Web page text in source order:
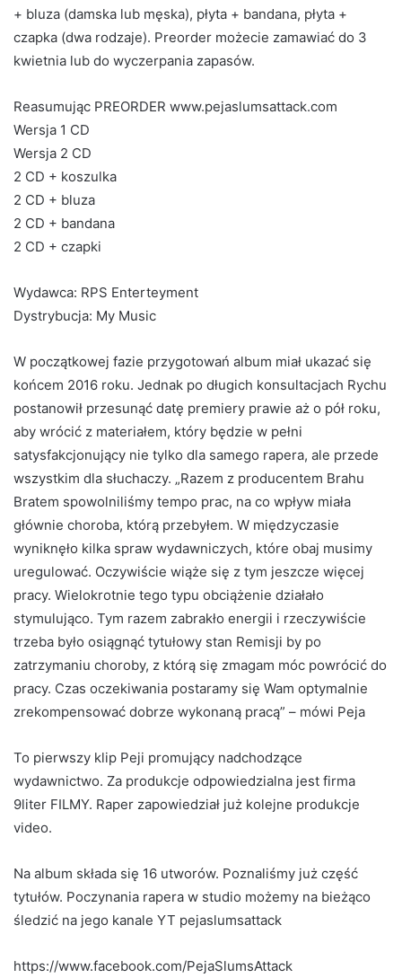
+ bluza (damska lub męska), płyta + bandana, płyta +
czapka (dwa rodzaje). Preorder możecie zamawiać do 3
kwietnia lub do wyczerpania zapasów.
Reasumując PREORDER www.pejaslumsattack.com
Wersja 1 CD
Wersja 2 CD
2 CD + koszulka
2 CD + bluza
2 CD + bandana
2 CD + czapki
Wydawca: RPS Enterteyment
Dystrybucja: My Music
W początkowej fazie przygotowań album miał ukazać się
końcem 2016 roku. Jednak po długich konsultacjach Rychu
postanowił przesunąć datę premiery prawie aż o pół roku,
aby wrócić z materiałem, który będzie w pełni
satysfakcjonujący nie tylko dla samego rapera, ale przede
wszystkim dla słuchaczy. „Razem z producentem Brahu
Bratem spowolniliśmy tempo prac, na co wpływ miała
głównie choroba, którą przebyłem. W międzyczasie
wyniknęło kilka spraw wydawniczych, które obaj musimy
uregulować. Oczywiście wiąże się z tym jeszcze więcej
pracy. Wielokrotnie tego typu obciążenie działało
stymulująco. Tym razem zabrakło energii i rzeczywiście
trzeba było osiągnąć tytułowy stan Remisji by po
zatrzymaniu choroby, z którą się zmagam móc powrócić do
pracy. Czas oczekiwania postaramy się Wam optymalnie
zrekompensować dobrze wykonaną pracą” – mówi Peja
To pierwszy klip Peji promujący nadchodzące
wydawnictwo. Za produkcje odpowiedzialna jest firma
9liter FILMY. Raper zapowiedział już kolejne produkcje
video.
Na album składa się 16 utworów. Poznaliśmy już część
tytułów. Poczynania rapera w studio możemy na bieżąco
śledzić na jego kanale YT pejaslumsattack
https://www.facebook.com/PejaSlumsAttack